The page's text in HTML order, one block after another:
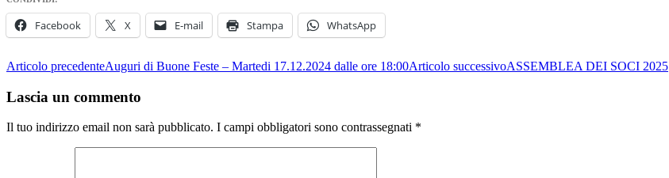
Facebook X E-mail Stampa WhatsApp
Navigazione
articolo
Articolo precedenteAuguri di Buone Feste – Martedi 17.12.2024 dalle ore 18:00Articolo successivoASSEMBLEA DEI SOCI 2025
Lascia un commento
Il tuo indirizzo email non sarà pubblicato. I campi obbligatori sono contrassegnati *